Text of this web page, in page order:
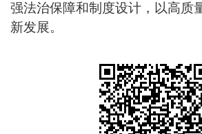
强法治保障和制度设计，以高质
新发展。